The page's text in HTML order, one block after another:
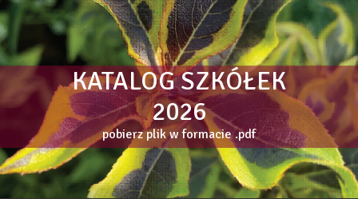
KATALOG SZKÓŁEK
2026
pobierz plik w formacie .pdf